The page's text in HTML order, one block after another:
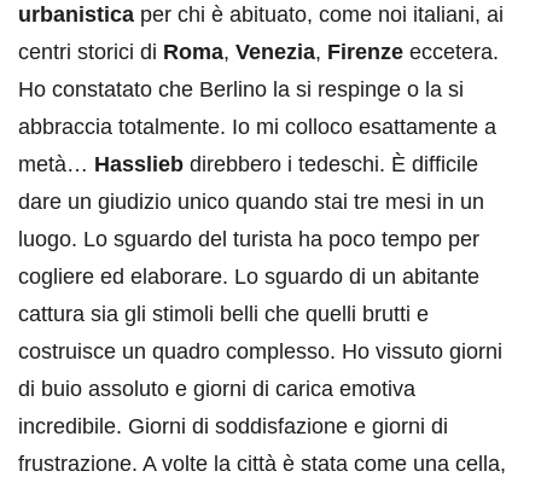
urbanistica per chi è abituato, come noi italiani, ai
centri storici di Roma, Venezia, Firenze eccetera.
Ho constatato che Berlino la si respinge o la si
abbraccia totalmente. Io mi colloco esattamente a
metà… Hasslieb direbbero i tedeschi. È difficile
dare un giudizio unico quando stai tre mesi in un
luogo. Lo sguardo del turista ha poco tempo per
cogliere ed elaborare. Lo sguardo di un abitante
cattura sia gli stimoli belli che quelli brutti e
costruisce un quadro complesso. Ho vissuto giorni
di buio assoluto e giorni di carica emotiva
incredibile. Giorni di soddisfazione e giorni di
frustrazione. A volte la città è stata come una cella,